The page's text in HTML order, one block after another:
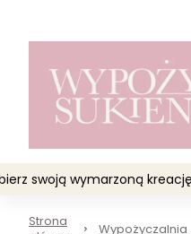
swoją wymarzoną
Strona
Wypożyczalnia